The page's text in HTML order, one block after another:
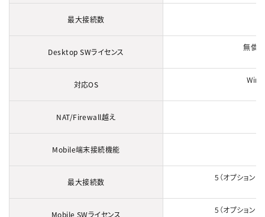
最大接続数
Desktop SWライセンス 無償
対応OS
NAT/Firewall越え
Mobile端末接続機能
最大接続数 5（オプション
Mobile SWライセンス 5（オプション